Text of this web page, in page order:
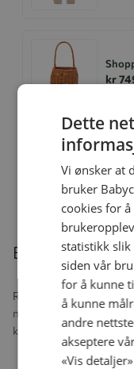
kr
kr
Beskrivelse
Rene materialer, smart
merino og cashmere
kulden.
Dette
Vi ønsker at
bruker
cookies for
statistikk
siden vår
for å kunne
å kunne
andre
akseptere
«Vis